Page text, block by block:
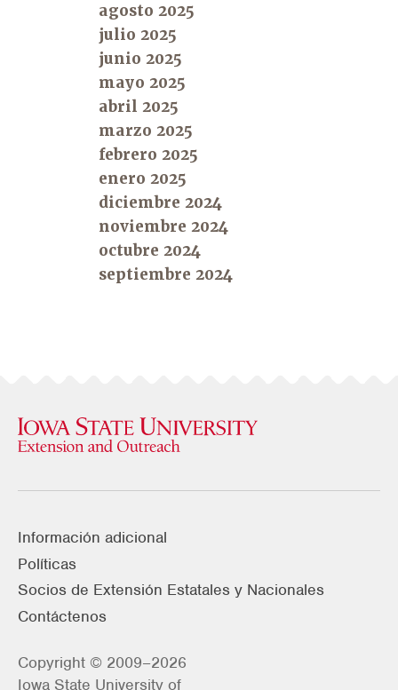
agosto 2025
julio 2025
junio 2025
mayo 2025
abril 2025
marzo 2025
febrero 2025
enero 2025
diciembre 2024
noviembre 2024
octubre 2024
septiembre 2024
Información adicional
Políticas
Socios de Extensión Estatales y Nacionales
Contáctenos
Copyright © 2009–2026
Iowa State University of